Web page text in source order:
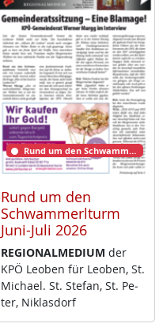
Rund um den Schwammerlturm
Rund um den
Schwammerlturm
Juni-Juli 2026
RE­GIO­NAL­ME­DI­UM der
KPÖ Leo­ben für Leo­ben, St.
Mi­cha­el. St. Ste­fan, St. Pe­
ter, Niklas­dorf